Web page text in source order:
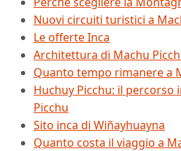
Nuovi circuiti turistici a
Le offerte Inca
Architettura di Machu
Quanto tempo rimanere a
Huchuy Picchu: il percorso
Picchu
Sito inca di Wiñayhuayna
Quanto costa il viaggio a